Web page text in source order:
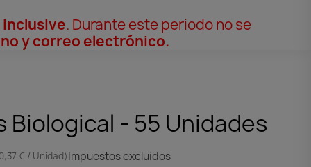
inclusive. Durante este periodo no se
y correo electrónico.
- 55 Unidades
€ / Unidad)Impuestos excluidos